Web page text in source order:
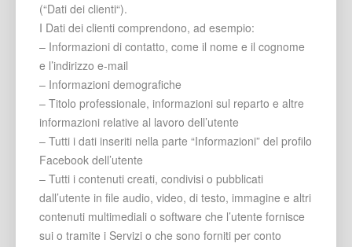
(“Dati dei clienti“).
I Dati dei clienti comprendono, ad esempio:
– Informazioni di contatto, come il nome e il cognome
e l’indirizzo e-mail
– Informazioni demografiche
– Titolo professionale, informazioni sul reparto e altre
informazioni relative al lavoro dell’utente
– Tutti i dati inseriti nella parte “Informazioni” del profilo
Facebook dell’utente
– Tutti i contenuti creati, condivisi o pubblicati
dall’utente in file audio, video, di testo, immagine e altri
contenuti multimediali o software che l’utente fornisce
sui o tramite i Servizi o che sono forniti per conto